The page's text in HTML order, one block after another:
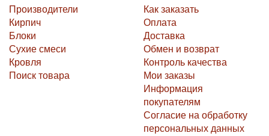
Производители
Кирпич
Блоки
Сухие смеси
Кровля
Поиск товара
Как заказать
Оплата
Доставка
Обмен и возврат
Контроль качества
Мои заказы
Информация
покупателям
Согласие на обработку
персональных данных